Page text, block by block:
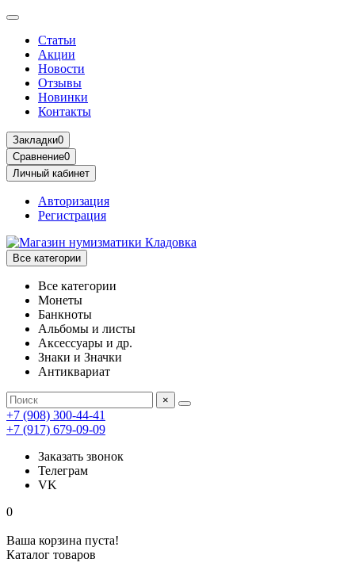
Статьи
Акции
Новости
Отзывы
Новинки
Контакты
Закладки0
Сравнение0
Личный кабинет
Авторизация
Регистрация
Все категории
Все категории
Монеты
Банкноты
Альбомы и листы
Аксессуары и др.
Знаки и Значки
Антиквариат
×
+7 (908) 300-44-41
+7 (917) 679-09-09
Заказать звонок
Телеграм
VK
0
Ваша корзина пуста!
Каталог товаров